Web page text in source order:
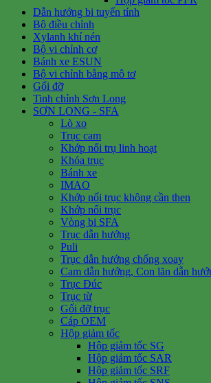
Dẫn hướng bi tuyến tính
Bộ điều chỉnh
Xylanh khí nén
Bộ vi chỉnh cơ
Bánh xe ESUN
Bộ vi chỉnh bằng mô tơ
Gối đỡ
Tinh chỉnh Sơn Long
SƠN LONG - SFA
Lò xo
Trục cam
Khớp nối trụ linh hoạt
Khóa trục
Bánh xe
IMAO
Khớp nối trục không cần then
Khớp nối trục
Vòng bi SFA
Trục dẫn hướng
Puli
Trục dẫn hướng chống xoay
Cam dẫn hướng, Con lăn dẫn
Trục Đúc
Trục từ
Gối đỡ trục
Cáp OEM
Hộp giảm tốc
Hộp giảm tốc SG
Hộp giảm tốc SAR
Hộp giảm tốc SRF